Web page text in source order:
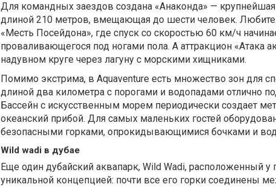
Для командных заездов создана «Анаконда» —
длиной 210 метров, вмещающая до шести человек.
«Месть Посейдона», где спуск со скоростью 60 км/ч
проваливающегося под ногами пола. А аттракцион «Атака
надувном круге через лагуну с морскими хищниками.
Помимо экстрима, в Aquaventure есть множество зон для
длиной два километра с порогами и водопадами отлично
Бассейн с искусственным морем периодически создает
океанский прибой. Для самых маленьких гостей
безопасными горками, опрокидывающимися бочками и
Wild wadi в дубае
Еще один дубайский аквапарк, Wild Wadi, расположенный у
уникальной концепцией: почти все его горки соединены